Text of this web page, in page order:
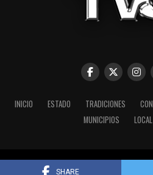
SHARE
INICIO ESTADO TRADICIONES
MUNICIPIOS
LOCAL
TV Guanajuato 2026 Guanajuato